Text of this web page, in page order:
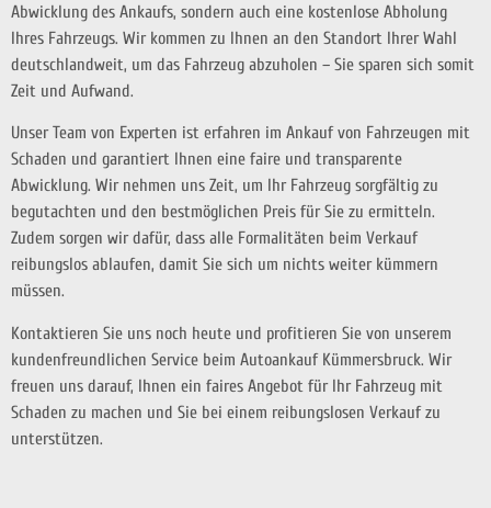
Abwicklung des Ankaufs, sondern auch eine kostenlose Abholung
Ihres Fahrzeugs. Wir kommen zu Ihnen an den Standort Ihrer Wahl
deutschlandweit, um das Fahrzeug abzuholen – Sie sparen sich somit
Zeit und Aufwand.
Unser Team von Experten ist erfahren im Ankauf von Fahrzeugen mit
Schaden und garantiert Ihnen eine faire und transparente
Abwicklung. Wir nehmen uns Zeit, um Ihr Fahrzeug sorgfältig zu
begutachten und den bestmöglichen Preis für Sie zu ermitteln.
Zudem sorgen wir dafür, dass alle Formalitäten beim Verkauf
reibungslos ablaufen, damit Sie sich um nichts weiter kümmern
müssen.
Kontaktieren Sie uns noch heute und profitieren Sie von unserem
kundenfreundlichen Service beim Autoankauf Kümmersbruck. Wir
freuen uns darauf, Ihnen ein faires Angebot für Ihr Fahrzeug mit
Schaden zu machen und Sie bei einem reibungslosen Verkauf zu
unterstützen.